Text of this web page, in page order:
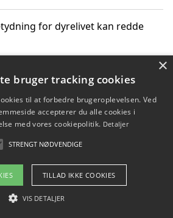
for dyrelivet kan redde
unge voksne støtte bevarelsen
2026 - Pilanto Aps
Blog Betingelser
×
bruger tracking cookies
til at forbedre brugeroplevelsen. Ved
accepterer du alle cookies i
med vores cookiepolitik. Detaljer
STRENGT NØDVENDIGE
TILLAD IKKE COOKIES
VIS DETALJER